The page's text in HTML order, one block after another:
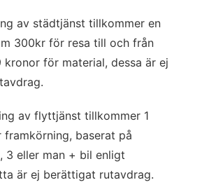
av städtjänst tillkommer en
300kr för resa till och från
kronor för material, dessa är ej
av flyttjänst tillkommer 1
framkörning, baserat på
3 eller man + bil enligt
är ej berättigat rutavdrag.